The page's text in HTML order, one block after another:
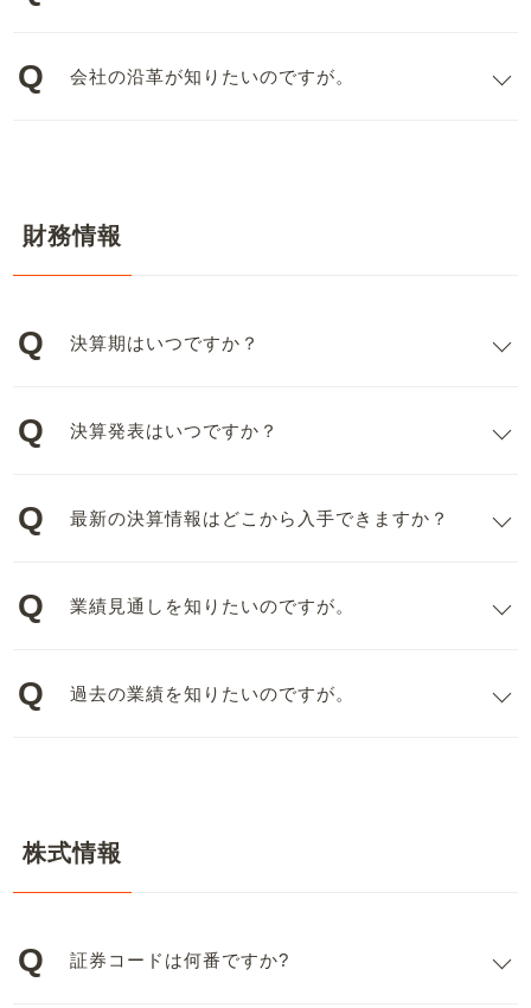
会社の沿革が知りたいのですが。
財務情報
決算期はいつですか？
決算発表はいつですか？
最新の決算情報はどこから入手できますか？
業績見通しを知りたいのですが。
過去の業績を知りたいのですが。
株式情報
証券コードは何番ですか?